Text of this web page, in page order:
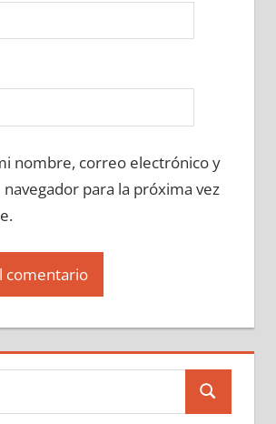
nombre, correo electrónico y
para la próxima vez
Buscar